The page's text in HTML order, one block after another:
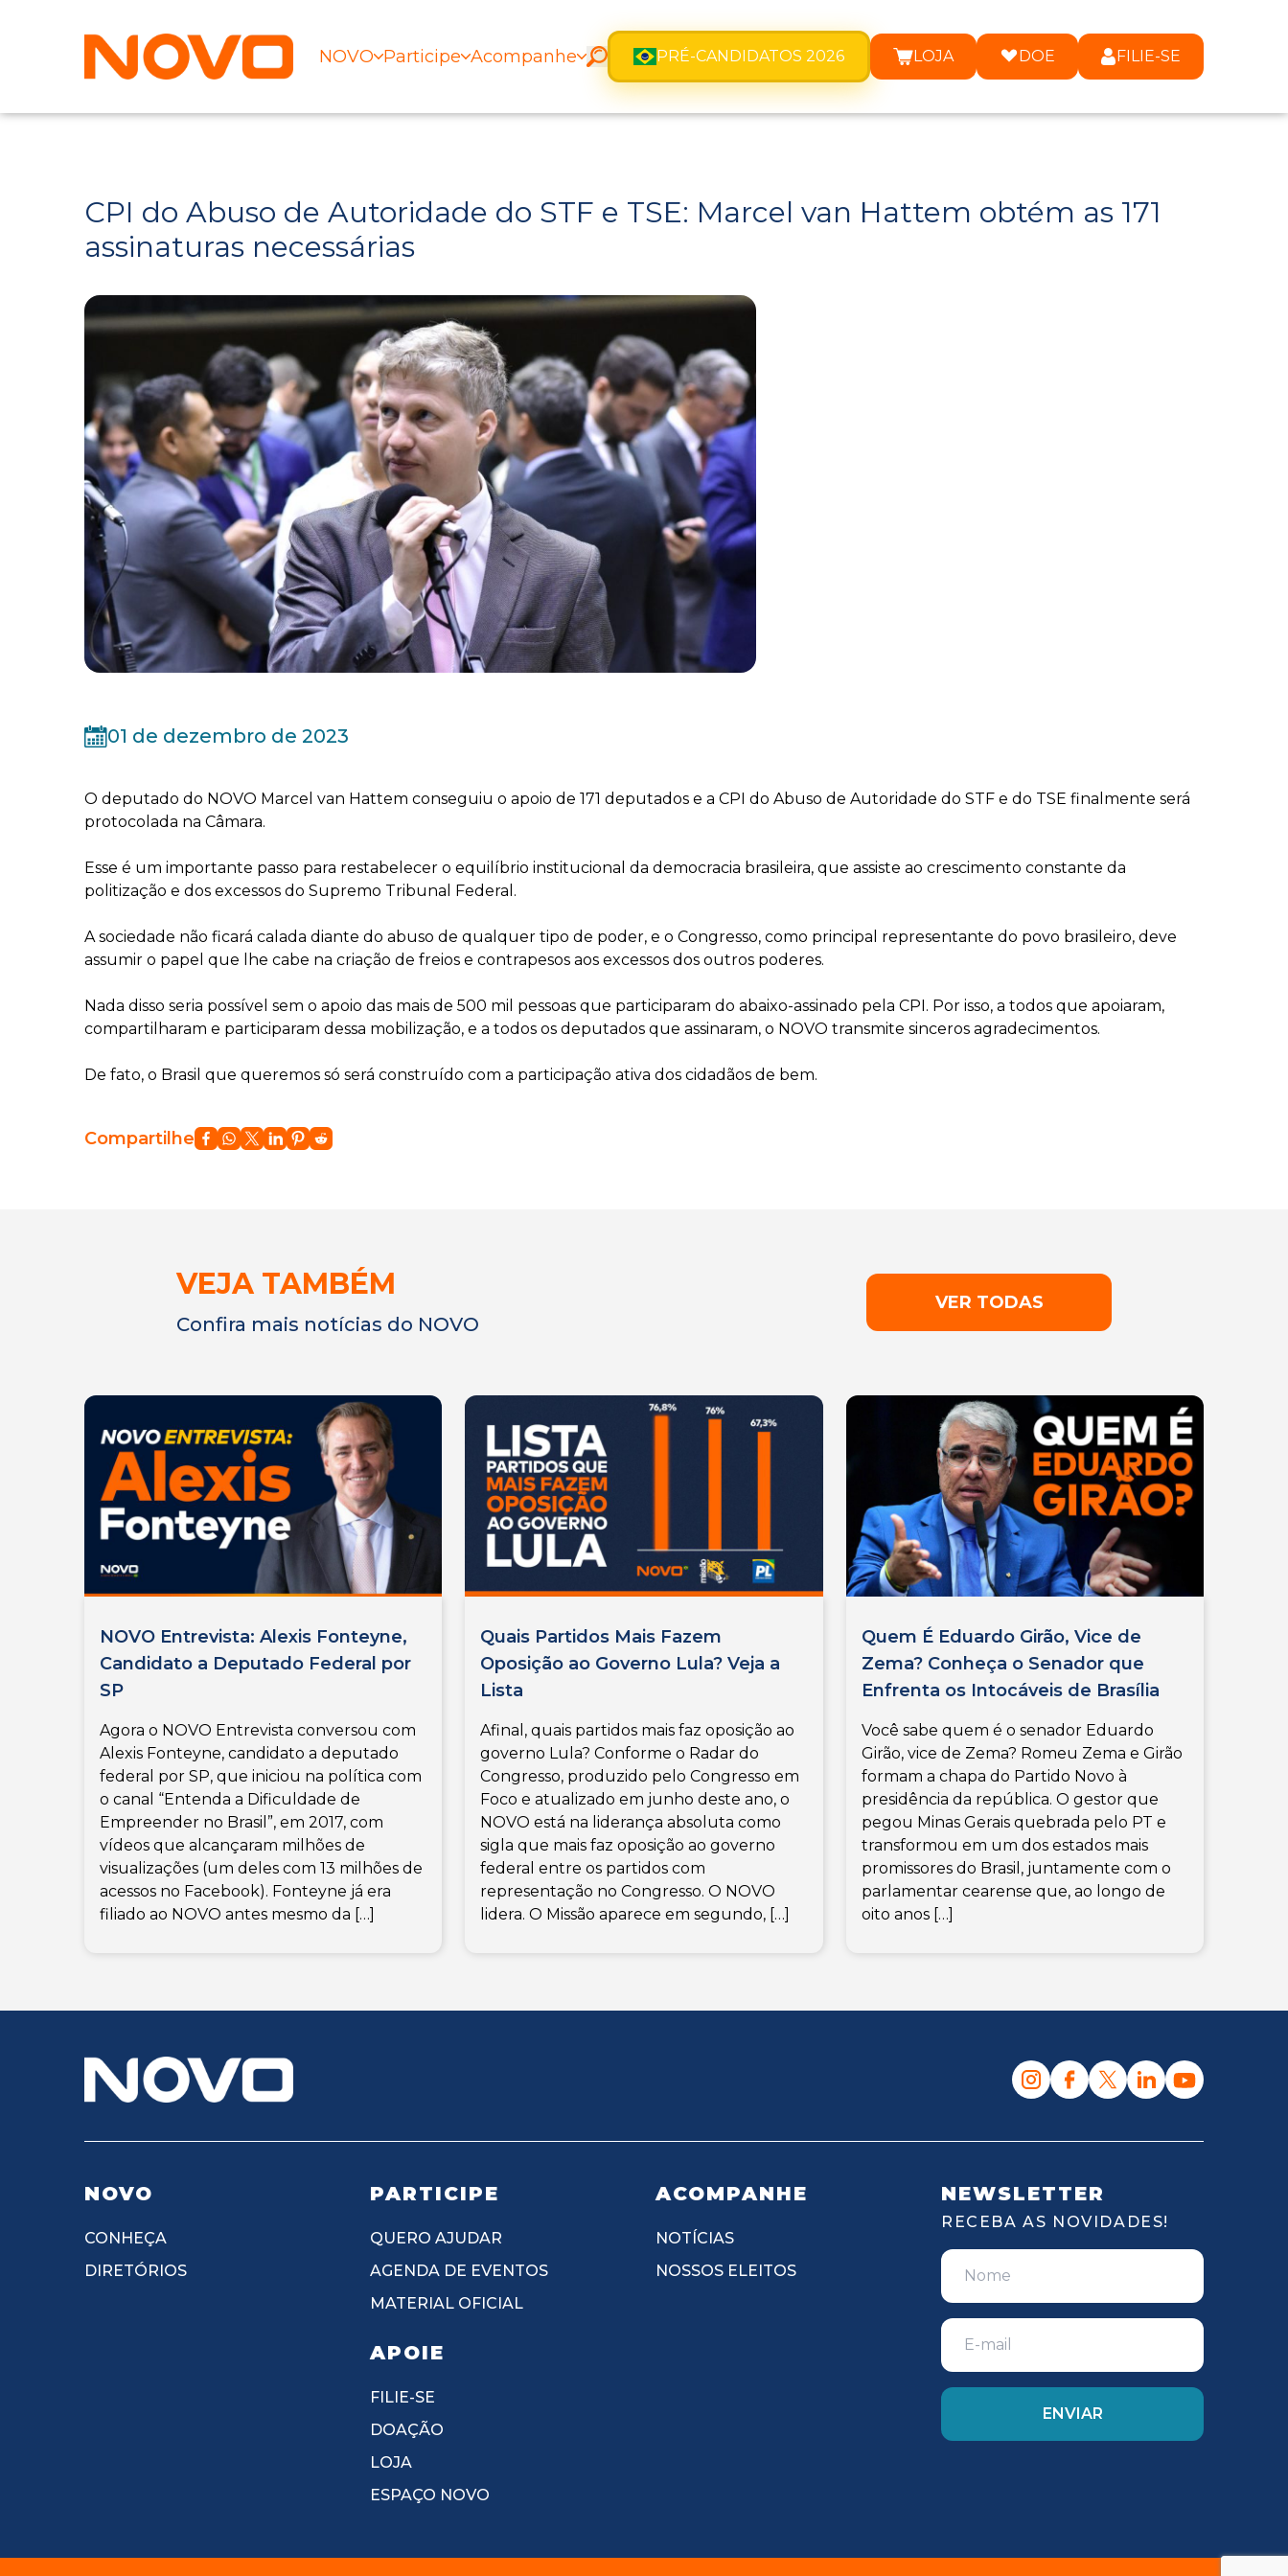
NOVO Participe Acompanhe PRÉ-CANDIDATOS 2026 LOJA DOE FILIE-SE
CPI do Abuso de Autoridade do STF e TSE: Marcel van Hattem obtém as 171
assinaturas necessárias
01 de dezembro de 2023
O deputado do NOVO Marcel van Hattem conseguiu o apoio de 171 deputados e a CPI do Abuso de Autoridade do STF e do TSE finalmente será
protocolada na Câmara.
Esse é um importante passo para restabelecer o equilíbrio institucional da democracia brasileira, que assiste ao crescimento constante da
politização e dos excessos do Supremo Tribunal Federal.
A sociedade não ficará calada diante do abuso de qualquer tipo de poder, e o Congresso, como principal representante do povo brasileiro, deve
assumir o papel que lhe cabe na criação de freios e contrapesos aos excessos dos outros poderes.
Nada disso seria possível sem o apoio das mais de 500 mil pessoas que participaram do abaixo-assinado pela CPI. Por isso, a todos que apoiaram,
compartilharam e participaram dessa mobilização, e a todos os deputados que assinaram, o NOVO transmite sinceros agradecimentos.
De fato, o Brasil que queremos só será construído com a participação ativa dos cidadãos de bem.
Compartilhe
VEJA TAMBÉM
Confira mais notícias do NOVO
VER TODAS
NOVO Entrevista: Alexis Fonteyne,
Candidato a Deputado Federal por
SP
Agora o NOVO Entrevista conversou com
Alexis Fonteyne, candidato a deputado
federal por SP, que iniciou na política com
o canal “Entenda a Dificuldade de
Empreender no Brasil”, em 2017, com
vídeos que alcançaram milhões de
visualizações (um deles com 13 milhões de
acessos no Facebook). Fonteyne já era
filiado ao NOVO antes mesmo da […]
Quais Partidos Mais Fazem
Oposição ao Governo Lula? Veja a
Lista
Afinal, quais partidos mais faz oposição ao
governo Lula? Conforme o Radar do
Congresso, produzido pelo Congresso em
Foco e atualizado em junho deste ano, o
NOVO está na liderança absoluta como
sigla que mais faz oposição ao governo
federal entre os partidos com
representação no Congresso. O NOVO
lidera. O Missão aparece em segundo, […]
Quem É Eduardo Girão, Vice de
Zema? Conheça o Senador que
Enfrenta os Intocáveis de Brasília
Você sabe quem é o senador Eduardo
Girão, vice de Zema? Romeu Zema e Girão
formam a chapa do Partido Novo à
presidência da república. O gestor que
pegou Minas Gerais quebrada pelo PT e
transformou em um dos estados mais
promissores do Brasil, juntamente com o
parlamentar cearense que, ao longo de
oito anos […]
NOVO
CONHEÇA
DIRETÓRIOS
PARTICIPE
QUERO AJUDAR
AGENDA DE EVENTOS
MATERIAL OFICIAL
APOIE
FILIE-SE
DOAÇÃO
LOJA
ESPAÇO NOVO
ACOMPANHE
NOTÍCIAS
NOSSOS ELEITOS
NEWSLETTER
RECEBA AS NOVIDADES!